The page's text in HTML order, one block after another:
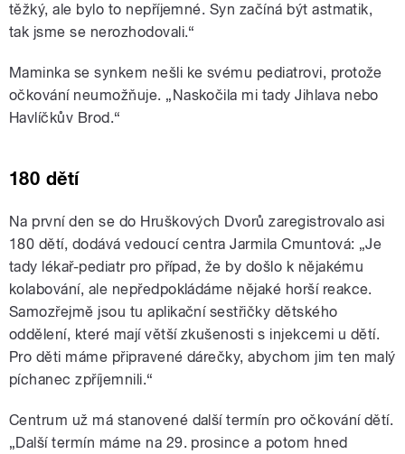
těžký, ale bylo to nepříjemné. Syn začíná být astmatik,
tak jsme se nerozhodovali.“
Maminka se synkem nešli ke svému pediatrovi, protože
očkování neumožňuje. „Naskočila mi tady Jihlava nebo
Havlíčkův Brod.“
180 dětí
Na první den se do Hruškových Dvorů zaregistrovalo asi
180 dětí, dodává vedoucí centra Jarmila Cmuntová: „Je
tady lékař-pediatr pro případ, že by došlo k nějakému
kolabování, ale nepředpokládáme nějaké horší reakce.
Samozřejmě jsou tu aplikační sestřičky dětského
oddělení, které mají větší zkušenosti s injekcemi u dětí.
Pro děti máme připravené dárečky, abychom jim ten malý
píchanec zpříjemnili.“
Centrum už má stanovené další termín pro očkování dětí.
„Další termín máme na 29. prosince a potom hned